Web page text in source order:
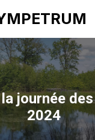
journée
2024